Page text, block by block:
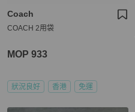
Coach
COACH 2用袋
MOP 933
狀況良好 香港 免運